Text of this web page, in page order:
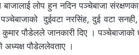
लोप हुन नदिन पञ्चेबाजा
दुईवटा नरसिंह, दुई वटा सनही,
कुमार पौडेलले जानकारी दिए ।
अध्यक्ष पौडेललेवताए ।